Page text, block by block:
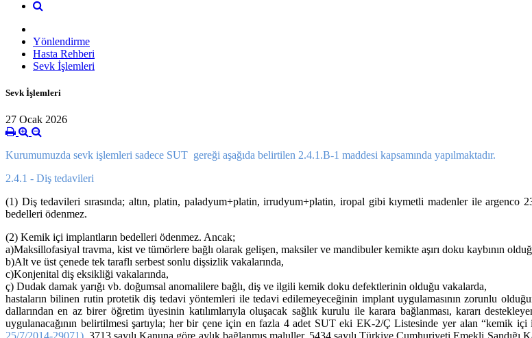
Yönlendirme
Hasta Rehberi
Sevk İşlemleri
Sevk İşlemleri
27 Ocak 2026
Kurumumuzda sevk işlemleri sadece SUT gereği aşağıda belirtilen 2.4.1.B-1 maddesi kapsamında yapılmaktadır.
2.4.1 - Diş tedavileri
(1) Diş tedavileri sırasında; altın, platin, paladyum+platin, irrudyum+platin, iropal gibi kıymetli madenler ile
bedelleri ödenmez.
(2) Kemik içi implantların bedelleri ödenmez. Ancak;
a)Maksillofasiyal travma, kist ve tümörlere bağlı olarak gelişen, maksiler ve mandibuler kemikte aşırı doku kaybının
b)Alt ve üst çenede tek taraflı serbest sonlu dişsizlik vakalarında,
c)Konjenital diş eksikliği vakalarında,
ç) Dudak damak yarığı vb. doğumsal anomalilere bağlı, diş ve ilgili kemik doku defektlerinin olduğu vakalarda,
hastaların bilinen rutin protetik diş tedavi yöntemleri ile tedavi edilemeyeceğinin implant uygulamasının zorunlu
dallarından en az birer öğretim üyesinin katılımlarıyla oluşacak sağlık kurulu ile karara bağlanması, kararı
uygulanacağının belirtilmesi şartıyla; her bir çene için en fazla 4 adet SUT eki EK-2/Ç Listesinde yer alan “kemik